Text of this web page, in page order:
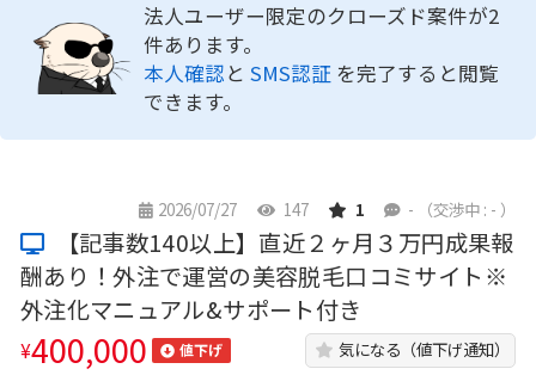
法人ユーザー限定のクローズド案件が2
件あります。
本人確認と SMS認証 を完了すると閲覧
できます。
2026/07/27 147 1 - （交渉中 : - ）
【記事数140以上】直近２ヶ月３万円成果報
酬あり！外注で運営の美容脱毛口コミサイト※
外注化マニュアル&サポート付き
¥400,000 値下げ 気になる（値下げ通知）